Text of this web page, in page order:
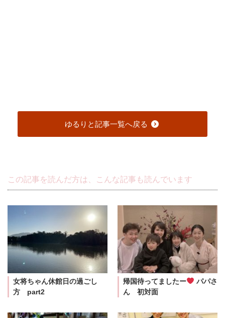
ゆるりと記事一覧へ戻る
この記事を読んだ方は、こんな記事も読んでいます
女将ちゃん休館日の過ごし
方 part2
帰国待ってましたー
パパさ
ん 初対面